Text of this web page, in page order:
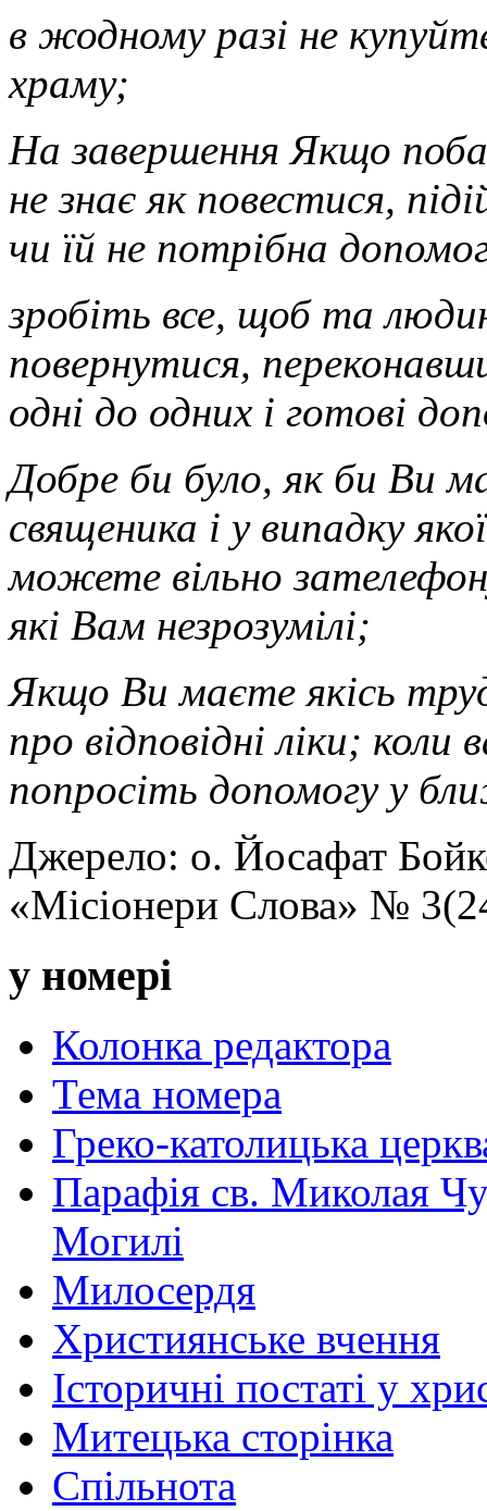
в жодному разі не
храму;
На завершення Якщо
не знає як повестися,
чи їй не потрібна
зробіть все, щоб та
повернутися,
одні до одних і готові
Добре би було, як би Ви
священика і у випадку
можете вільно
які Вам незрозумілі;
Якщо Ви маєте якісь
про відповідні ліки;
попросіть допомогу у
Джерело: о. Йосафат
«Місіонери Слова» №
у номері
Колонка редактора
Тема номера
Греко-католицька
Парафія св. Миколая
Могилі
Милосердя
Християнське вчення
Історичні постаті у
Митецька сторінка
Спільнота